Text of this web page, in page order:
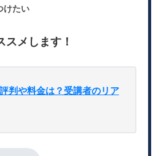
けたい
メします！
判や料金は？受講者のリア